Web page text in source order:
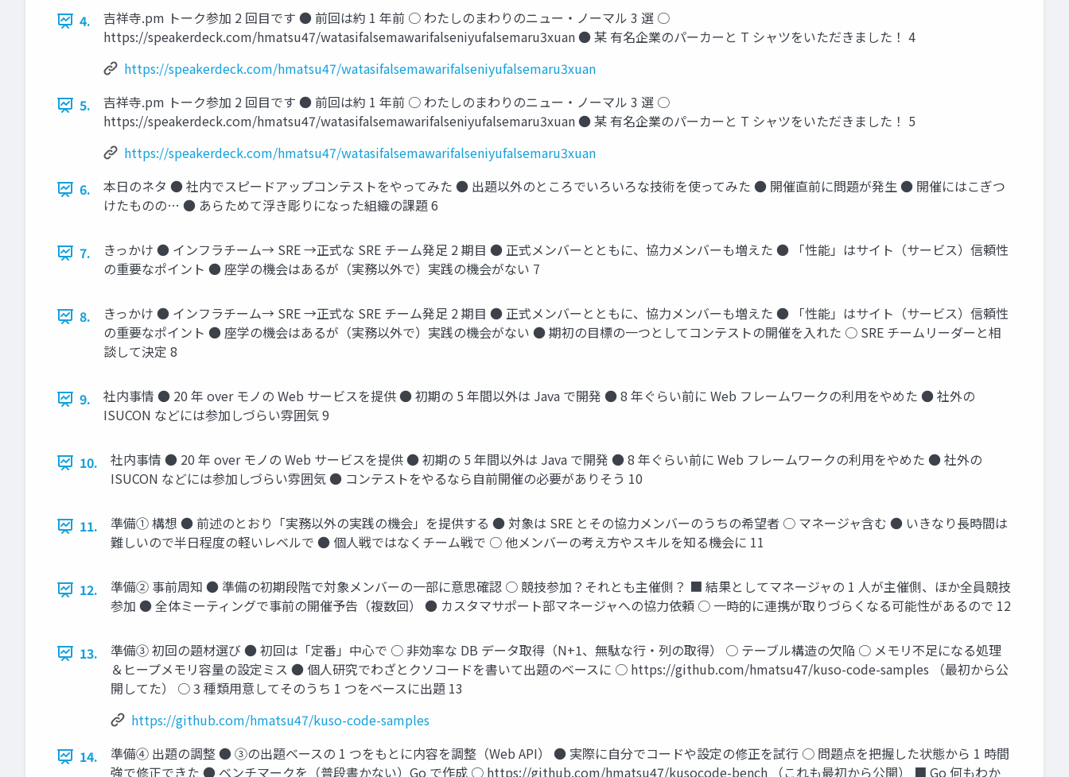
4.
吉祥寺.pm トーク参加 2 回目です ● 前回は約 1 年前 ○ わたしのまわりのニュー・ノーマル 3 選 ○
https://speakerdeck.com/hmatsu47/watasifalsemawarifalseniyufalsemaru3xuan ● 某 有名企業のパーカーと T シャツをいただきました！ 4
https://speakerdeck.com/hmatsu47/watasifalsemawarifalseniyufalsemaru3xuan
5.
吉祥寺.pm トーク参加 2 回目です ● 前回は約 1 年前 ○ わたしのまわりのニュー・ノーマル 3 選 ○
https://speakerdeck.com/hmatsu47/watasifalsemawarifalseniyufalsemaru3xuan ● 某 有名企業のパーカーと T シャツをいただきました！ 5
https://speakerdeck.com/hmatsu47/watasifalsemawarifalseniyufalsemaru3xuan
6.
本日のネタ ● 社内でスピードアップコンテストをやってみた ● 出題以外のところでいろいろな技術を使ってみた ● 開催直前に問題が発生 ● 開催にはこぎつ
けたものの… ● あらためて浮き彫りになった組織の課題 6
7.
きっかけ ● インフラチーム→ SRE →正式な SRE チーム発足 2 期目 ● 正式メンバーとともに、協力メンバーも増えた ● 「性能」はサイト（サービス）信頼性
の重要なポイント ● 座学の機会はあるが（実務以外で）実践の機会がない 7
8.
きっかけ ● インフラチーム→ SRE →正式な SRE チーム発足 2 期目 ● 正式メンバーとともに、協力メンバーも増えた ● 「性能」はサイト（サービス）信頼性
の重要なポイント ● 座学の機会はあるが（実務以外で）実践の機会がない ● 期初の目標の一つとしてコンテストの開催を入れた ○ SRE チームリーダーと相
談して決定 8
9.
社内事情 ● 20 年 over モノの Web サービスを提供 ● 初期の 5 年間以外は Java で開発 ● 8 年ぐらい前に Web フレームワークの利用をやめた ● 社外の
ISUCON などには参加しづらい雰囲気 9
10.
社内事情 ● 20 年 over モノの Web サービスを提供 ● 初期の 5 年間以外は Java で開発 ● 8 年ぐらい前に Web フレームワークの利用をやめた ● 社外の
ISUCON などには参加しづらい雰囲気 ● コンテストをやるなら自前開催の必要がありそう 10
11.
準備① 構想 ● 前述のとおり「実務以外の実践の機会」を提供する ● 対象は SRE とその協力メンバーのうちの希望者 ○ マネージャ含む ● いきなり長時間は
難しいので半日程度の軽いレベルで ● 個人戦ではなくチーム戦で ○ 他メンバーの考え方やスキルを知る機会に 11
12.
準備② 事前周知 ● 準備の初期段階で対象メンバーの一部に意思確認 ○ 競技参加？それとも主催側？ ■ 結果としてマネージャの 1 人が主催側、ほか全員競技
参加 ● 全体ミーティングで事前の開催予告（複数回） ● カスタマサポート部マネージャへの協力依頼 ○ 一時的に連携が取りづらくなる可能性があるので 12
13.
準備③ 初回の題材選び ● 初回は「定番」中心で ○ 非効率な DB データ取得（N+1、無駄な行・列の取得） ○ テーブル構造の欠陥 ○ メモリ不足になる処理
＆ヒープメモリ容量の設定ミス ● 個人研究でわざとクソコードを書いて出題のベースに ○ https://github.com/hmatsu47/kuso-code-samples （最初から公
開してた） ○ 3 種類用意してそのうち 1 つをベースに出題 13
https://github.com/hmatsu47/kuso-code-samples
14.
準備④ 出題の調整 ● ③の出題ベースの 1 つをもとに内容を調整（Web API） ● 実際に自分でコードや設定の修正を試行 ○ 問題点を把握した状態から 1 時間
強で修正できた ● ベンチマークを（普段書かない）Go で作成 ○ https://github.com/hmatsu47/kusocode-bench （これも最初から公開） ■ Go 何もわか